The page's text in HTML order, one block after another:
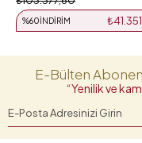
%60İNDIRIM
E-Bülten
“Yenilik ve